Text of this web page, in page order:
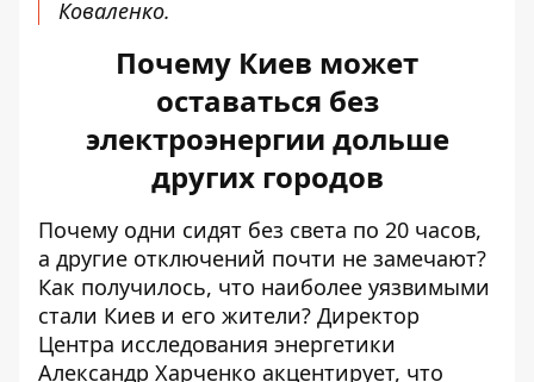
Коваленко.
Почему Киев может
оставаться без
электроэнергии дольше
других городов
Почему одни сидят без света по 20 часов,
а другие отключений почти не замечают?
Как получилось, что наиболее уязвимыми
стали Киев и его жители? Директор
Центра исследования энергетики
Александр Харченко акцентирует, что